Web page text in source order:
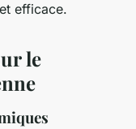
efficace.
le